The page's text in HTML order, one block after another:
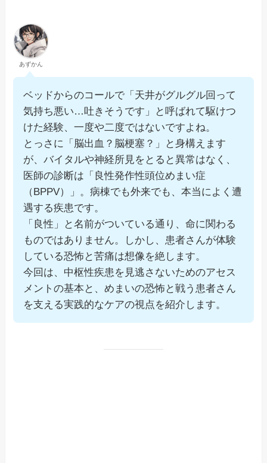
あずかん
ベッドからのコールで「天井がグルグル回って
気持ち悪い…吐きそうです」と呼ばれて駆けつ
けた経験、一度や二度ではないですよね。
とっさに「脳出血？脳梗塞？」と身構えます
が、バイタルや神経所見をとると異常はなく、
医師の診断は「良性発作性頭位めまい症
（BPPV）」。病棟でも外来でも、本当によく遭
遇する疾患です。
「良性」と名前がついている通り、命に関わる
ものではありません。しかし、患者さんが体験
している恐怖と苦痛は想像を絶します。
今回は、中枢性疾患を見逃さないためのアセス
メントの基本と、めまいの恐怖と戦う患者さん
を支える実践的なケアの視点を紹介します。